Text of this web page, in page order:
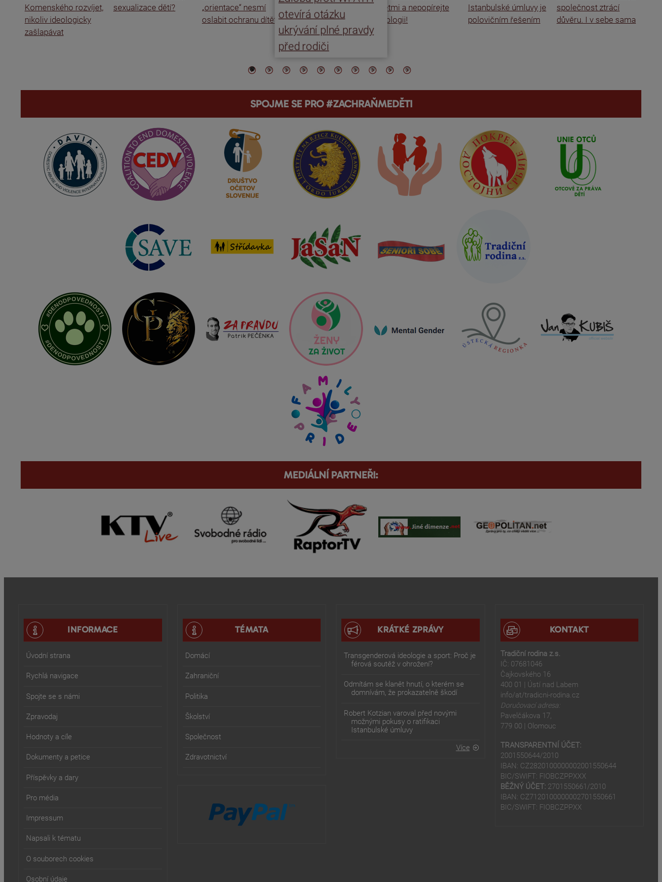
Komenského rozvíjet,
nikoliv ideologicky
zašlapávat
sexualizace dětí?
„orientace“ nesmí
oslabit ochranu dítěteotevírá otázku
ukrývání plné pravdy
před rodiči
dětmi a nepopírejte
biologii!
Istanbulské úmluvy je
polovičním řešením
společnost ztrácí
důvěru. I v sebe sama
SPOJME SE PRO #ZACHRAŇMEDĚTI
MEDIÁLNÍ PARTNEŘI:
INFORMACE
Úvodní strana
Rychlá navigace
Spojte se s námi
Zpravodaj
Hodnoty a cíle
Dokumenty a petice
Příspěvky a dary
Pro média
Impressum
Napsali k tématu
O souborech cookies
Osobní údaje
TÉMATA
Domácí
Zahraniční
Politika
Školství
Společnost
Zdravotnictví
KRÁTKÉ ZPRÁVY
Transgenderová ideologie a sport: Proč je
férová soutěž v ohrožení?
Odmítám se klanět hnutí, o kterém se
domnívám, že prokazatelně škodí
Robert Kotzian varoval před novými
možnými pokusy o ratifikaci
Istanbulské úmluvy
Více
KONTAKT
Tradiční rodina z.s.
IČ: 07681046
Čajkovského 16
400 01 | Ústí nad Labem
info/at/tradicni-rodina.cz
Doručovací adresa:
Pavelčákova 17,
779 00 | Olomouc
TRANSPARENTNÍ ÚČET:
2001550644/2010
IBAN: CZ2820100000002001550644
BIC/SWIFT: FIOBCZPPXXX
BĚŽNÝ ÚČET:2701550661/2010
IBAN: CZ7120100000002701550661
BIC/SWIFT: FIOBCZPPXX